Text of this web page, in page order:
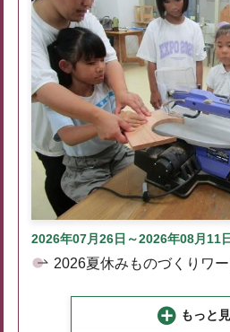
2026年07月26日～2026年08月11
2026夏休みものづくりワ
もっと